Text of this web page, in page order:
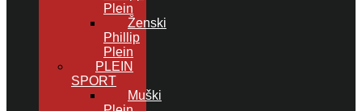
Plein
Ženski
Phillip
Plein
PLEIN
SPORT
Muški